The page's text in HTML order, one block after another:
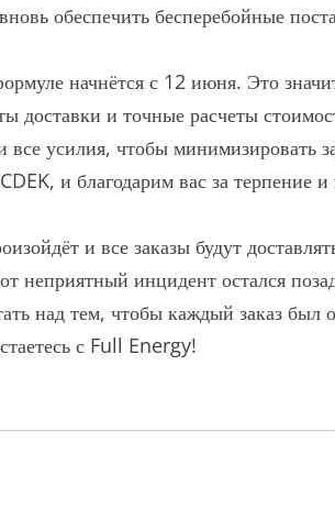
обеспечить бесперебойные
начнётся с 12 июня. Это
доставки и точные расчеты
усилия, чтобы минимизировать
и благодарим вас за терпение
и все заказы будут
неприятный инцидент остался
над тем, чтобы каждый заказ был
с Full Energy!